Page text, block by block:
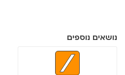
נושאים נוספים